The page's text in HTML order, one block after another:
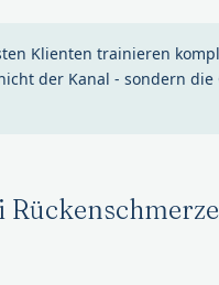
Klienten trainieren
der Kanal - sondern